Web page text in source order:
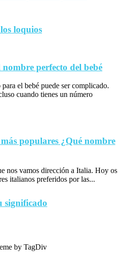
loquios
perfecto del bebé
el bebé puede ser complicado.
cuando tienes un número
populares ¿Qué nombre
nos vamos dirección a Italia. Hoy os
italianos preferidos por las...
significado
by TagDiv